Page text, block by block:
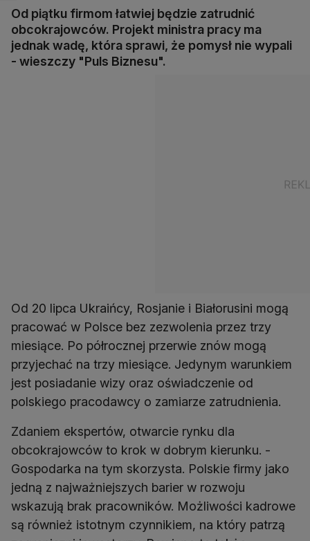
Od piątku firmom łatwiej będzie zatrudnić
obcokrajowców. Projekt ministra pracy ma
jednak wadę, która sprawi, że pomysł nie wypali
- wieszczy "Puls Biznesu".
Od 20 lipca Ukraińcy, Rosjanie i Białorusini mogą
pracować w Polsce bez zezwolenia przez trzy
miesiące. Po półrocznej przerwie znów mogą
przyjechać na trzy miesiące. Jedynym warunkiem
jest posiadanie wizy oraz oświadczenie od
polskiego pracodawcy o zamiarze zatrudnienia.
Zdaniem ekspertów, otwarcie rynku dla
obcokrajowców to krok w dobrym kierunku. -
Gospodarka na tym skorzysta. Polskie firmy jako
jedną z najważniejszych barier w rozwoju
wskazują brak pracowników. Możliwości kadrowe
są również istotnym czynnikiem, na który patrzą